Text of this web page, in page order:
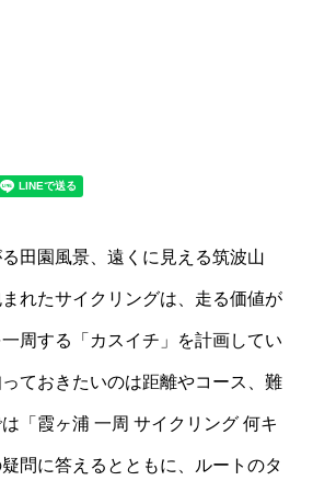
田園風景、遠くに見える筑波山
れたサイクリングは、走る価値が
周する「カスイチ」を計画してい
ておきたいのは距離やコース、難
「霞ヶ浦 一周 サイクリング 何キ
問に答えるとともに、ルートのタ